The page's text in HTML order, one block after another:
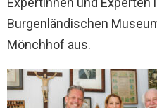
Burgenländischen
Mönchhof aus.